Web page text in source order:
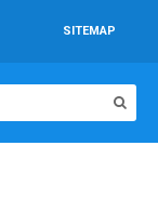
SITEMAP